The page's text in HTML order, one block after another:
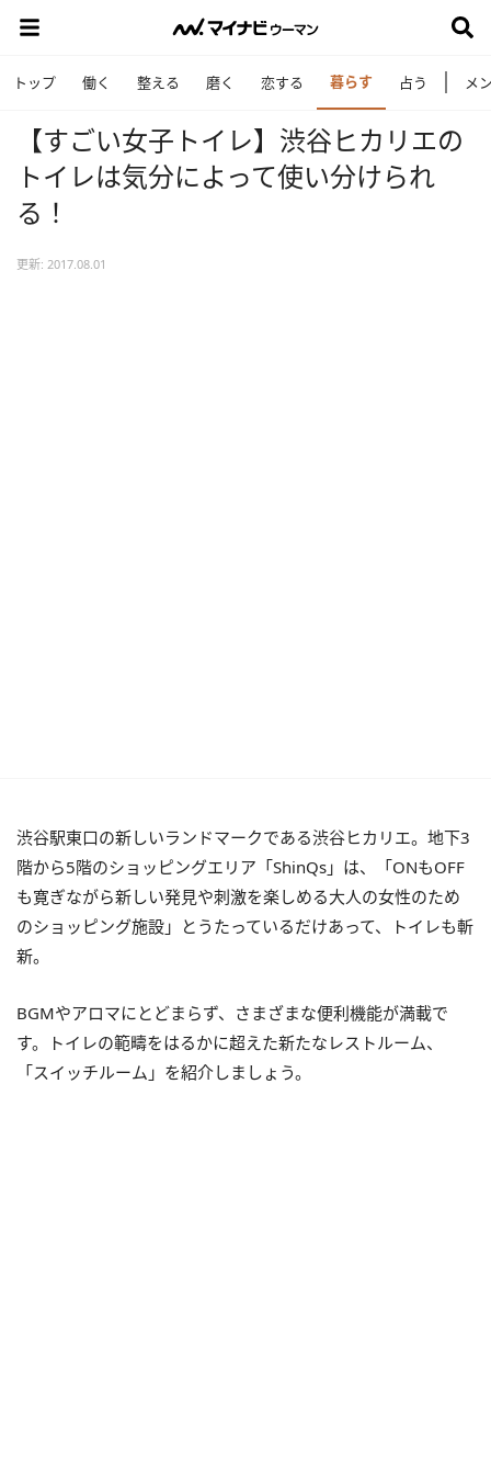
トップ 働く 整える 磨く 恋する 暮らす 占う メ
【すごい女子トイレ】渋谷ヒカリエの
トイレは気分によって使い分けられ
る！
更新: 2017.08.01
渋谷駅東口の新しいランドマークである渋谷ヒカリエ。地下3
階から5階のショッピングエリア「ShinQs」は、「ONもOFF
も寛ぎながら新しい発見や刺激を楽しめる大人の女性のため
のショッピング施設」とうたっているだけあって、トイレも斬
新。
BGMやアロマにとどまらず、さまざまな便利機能が満載で
す。トイレの範疇をはるかに超えた新たなレストルーム、
「スイッチルーム」を紹介しましょう。